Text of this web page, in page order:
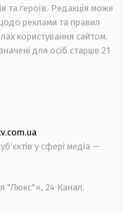
та героїв. Редакція може
реклами та правил
користування сайтом.
для осіб старше 21
у сфері медіа —
"Люкс"», 24 Канал.